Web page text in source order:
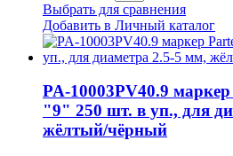
Выбрать для сравнения
Добавить в Личный каталог
PA-10003PV40.9
"9" 250 шт. в уп., для
жёлтый/чёрный